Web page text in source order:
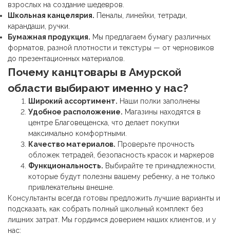
взрослых на создание шедевров.
Школьная канцелярия. Пеналы, линейки, тетради,
карандаши, ручки.
Бумажная продукция. Мы предлагаем бумагу различных
форматов, разной плотности и текстуры — от черновиков
до презентационных материалов.
Почему канцтовары в Амурской
области выбирают именно у нас?
Широкий ассортимент. Наши полки заполнены
Удобное расположение. Магазины находятся в
центре Благовещенска, что делает покупки
максимально комфортными.
Качество материалов. Проверьте прочность
обложек тетрадей, безопасность красок и маркеров
Функциональность. Выбирайте те принадлежности,
которые будут полезны вашему ребенку, а не только
привлекательны внешне.
Консультанты всегда готовы предложить лучшие варианты и
подсказать, как собрать полный школьный комплект без
лишних затрат. Мы гордимся доверием наших клиентов, и у
нас: